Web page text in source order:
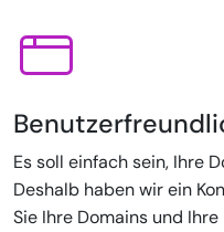
Es soll einfach sein, Ihre
Deshalb haben wir ein
Sie Ihre Domains und